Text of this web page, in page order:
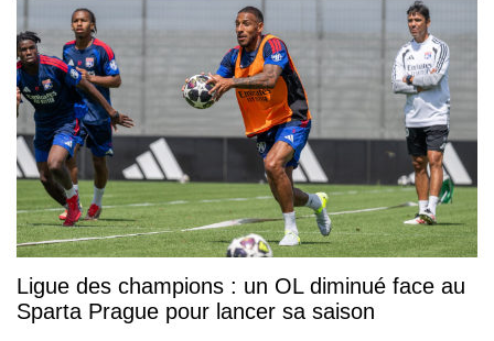
Ligue des champions : un OL diminué face au
Sparta Prague pour lancer sa saison